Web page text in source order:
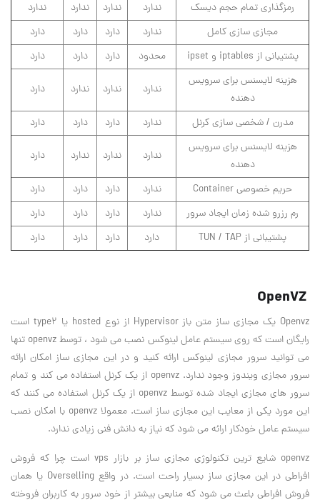
رمزگذاری تمام حجم دیسک ندارد ندارد ندارد
ندارد
مجازی سازی کامل
ندارد دارد دارد
دارد
پشتیبانی از iptables و ipset
محدود دارد دارد
دارد
هزینه لایسنس برای سرویس
دهنده
ندارد ندارد ندارد دارد
مدرن / شخصی سازی کرنل ندارد دارد دارد
دارد
هزینه لایسنس برای سرویس
دهنده
ندارد ندارد ندارد دارد
حریم خصوصی Container ندارد دارد دارد
دارد
رم رزرو شده زمان ایجاد سرور
ندارد دارد دارد
دارد
پشتیبانی از TUN / TAP
دارد دارد دارد دارد
Openvz یک مجازی ساز متن باز Hypervisor از نوع hosted یا type2 است
رایگان است که روی سیستم عامل لینوکس نصب می شود ، توسط openvz تنها
می توانید سرور مجازی لینوکس ارائه کنید و در این مجازی ساز امکان ارائه
سرور مجازی ویندوز وجود ندارد. openvz از یک کرنل استفاده می کند و تمام
سرور های مجازی ایجاد شده توسط openvz از یک کرنل استفاده می کنند که
این مورد یکی از معایب این مجازی ساز است. معمولا openvz با امکان نصب
سیستم عامل خودکار ارائه می شود که نیاز به دانش فنی زیادی ندارد.
openvz شایع ترین تکنولوژی مجازی ساز بر بازار vps است چرا که فروش
افراطی در این مجازی ساز بسیار راحت است. در واقع Overselling یا همان
فروش افراطی باعث می شود که منابعی بیشتر از خود سرور به کاربران فروخته